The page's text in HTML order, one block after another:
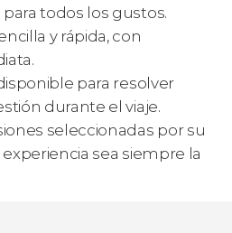
todos los gustos.
y rápida, con
para resolver
durante el viaje.
seleccionadas por su
sea siempre la